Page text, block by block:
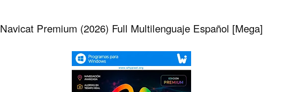
Navicat Premium (2026) Full Multilenguaje Español [Mega]